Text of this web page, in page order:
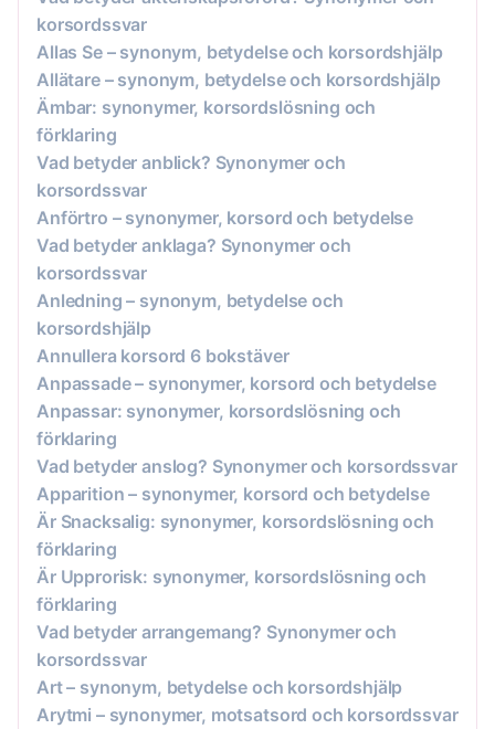
korsordssvar
Allas Se – synonym, betydelse och korsordshjälp
Allätare – synonym, betydelse och korsordshjälp
Ämbar: synonymer, korsordslösning och
förklaring
Vad betyder anblick? Synonymer och
korsordssvar
Anförtro – synonymer, korsord och betydelse
Vad betyder anklaga? Synonymer och
korsordssvar
Anledning – synonym, betydelse och
korsordshjälp
Annullera korsord 6 bokstäver
Anpassade – synonymer, korsord och betydelse
Anpassar: synonymer, korsordslösning och
förklaring
Vad betyder anslog? Synonymer och korsordssvar
Apparition – synonymer, korsord och betydelse
Är Snacksalig: synonymer, korsordslösning och
förklaring
Är Upprorisk: synonymer, korsordslösning och
förklaring
Vad betyder arrangemang? Synonymer och
korsordssvar
Art – synonym, betydelse och korsordshjälp
Arytmi – synonymer, motsatsord och korsordssvar